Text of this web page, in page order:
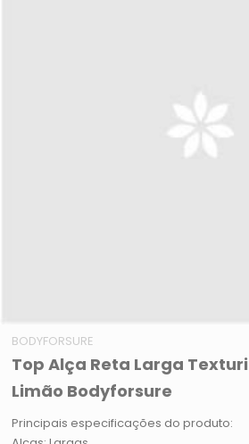
BODYFORSURE
Top Alça Reta Larga
Limão Bodyforsure
Principais especificações do produto: